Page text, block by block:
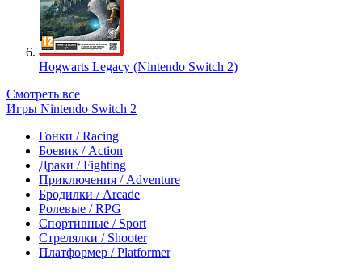
Hogwarts Legacy (Nintendo Switch 2)
Смотреть все
Игры Nintendo Switch 2
Гонки / Racing
Боевик / Action
Драки / Fighting
Приключения / Adventure
Бродилки / Arcade
Ролевые / RPG
Спортивные / Sport
Стрелялки / Shooter
Платформер / Platformer